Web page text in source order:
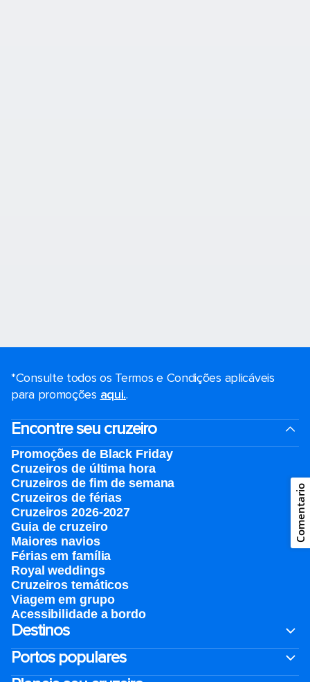
*Consulte todos os Termos e Condições aplicáveis ​​
para promoções aqui..
Encontre seu cruzeiro
Promoções de Black Friday
Cruzeiros de última hora
Cruzeiros de fim de semana
Cruzeiros de férias
Cruzeiros 2026-2027
Guia de cruzeiro
Maiores navios
Férias em família
Royal weddings
Cruzeiros temáticos
Viagem em grupo
Acessibilidade a bordo
Destinos
Portos populares
Comentario